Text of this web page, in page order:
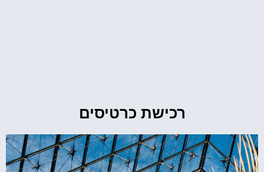
רכישת כרטיסים